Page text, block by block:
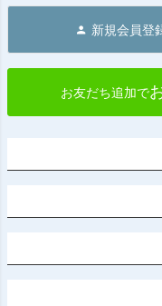
新規会員登
お友だち追加で